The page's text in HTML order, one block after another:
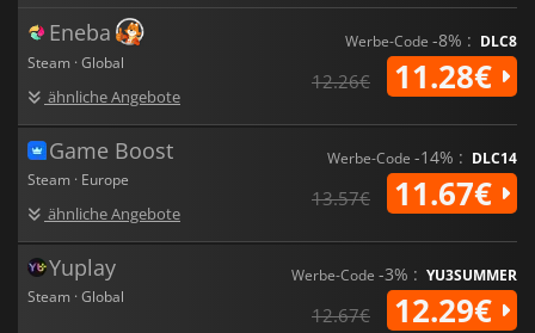
Eneba
Steam · Global
ähnliche Angebote
Werbe-Code -8% : DLC8
12.26€ 11.28€
Game Boost
Steam · Europe
ähnliche Angebote
Werbe-Code -14% : DLC14
13.57€ 11.67€
Yuplay
Steam · Global
Werbe-Code -3% : YU3SUMMER
12.67€ 12.29€